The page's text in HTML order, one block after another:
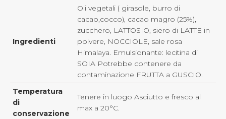
Ingredienti
Oli vegetali ( girasole, burro di
cacao,cocco), cacao magro (25%),
zucchero, LATTOSIO, siero di LATTE in
polvere, NOCCIOLE, sale rosa
Himalaya. Emulsionante: lecitina di
SOIA Potrebbe contenere da
contaminazione FRUTTA a GUSCIO.
Temperatura
di
conservazione
Tenere in luogo Asciutto e fresco al
max a 20°C.